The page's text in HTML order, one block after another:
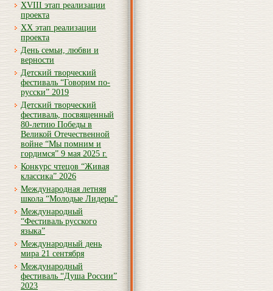
XVIII этап реализации
проекта
XX этап реализации
проекта
День семьи, любви и
верности
Детский творческий
фестиваль “Говорим по-
русски” 2019
Детский творческий
фестиваль, посвященный
80-летию Победы в
Великой Отечественной
войне “Мы помним и
гордимся” 9 мая 2025 г.
Конкурс чтецов “Живая
классика” 2026
Международная летняя
школа “Молодые Лидеры”
Международный
“Фестиваль русского
языка”
Международный день
мира 21 сентября
Международный
фестиваль “Душа России”
2023